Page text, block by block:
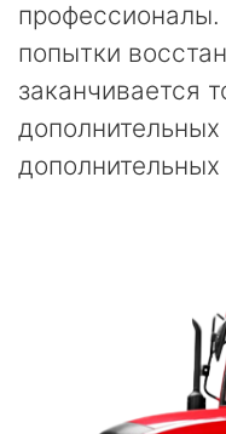
попытки
заканчивается
дополнительных